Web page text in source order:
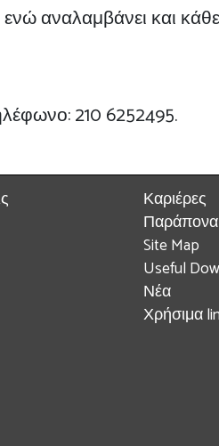
αναλαμβάνει και
210 6252495.
Καριέρες
Site Map
Useful
Νέα
Χρήσιμα